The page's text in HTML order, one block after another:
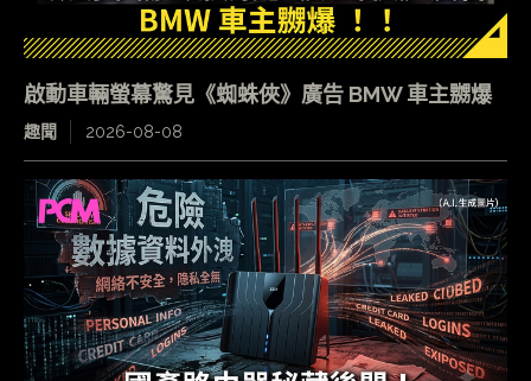
啟動車輛螢幕驚見《蜘蛛俠》廣告 BMW 車主嬲爆
趣聞 2026-08-08